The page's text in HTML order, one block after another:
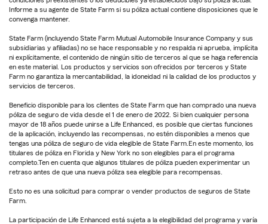
Informe a su agente de State Farm si su póliza actual contiene disposiciones que le
convenga mantener.
State Farm (incluyendo State Farm Mutual Automobile Insurance Company y sus
subsidiarias y afiliadas) no se hace responsable y no respalda ni aprueba, implícita
ni explícitamente, el contenido de ningún sitio de terceros al que se haga referencia
en este material. Los productos y servicios son ofrecidos por terceros y State
Farm no garantiza la mercantabilidad, la idoneidad ni la calidad de los productos y
servicios de terceros.
Beneficio disponible para los clientes de State Farm que han comprado una nueva
póliza de seguro de vida desde el 1 de enero de 2022. Si bien cualquier persona
mayor de 18 años puede unirse a Life Enhanced, es posible que ciertas funciones
de la aplicación, incluyendo las recompensas, no estén disponibles a menos que
tengas una póliza de seguro de vida elegible de State Farm.En este momento, los
titulares de póliza en Florida y New York no son elegibles para el programa
completo.Ten en cuenta que algunos titulares de póliza pueden experimentar un
retraso antes de que una nueva póliza sea elegible para recompensas.
Esto no es una solicitud para comprar o vender productos de seguros de State
Farm.
La participación de Life Enhanced está sujeta a la elegibilidad del programa y varía